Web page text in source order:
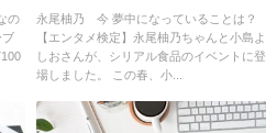
の
永尾柚乃 今 夢中になっていることは？
【エンタメ検定】永尾柚乃ちゃんと小島よ
しおさんが、シリアル食品のイベントに登
場しました。 この春、小...